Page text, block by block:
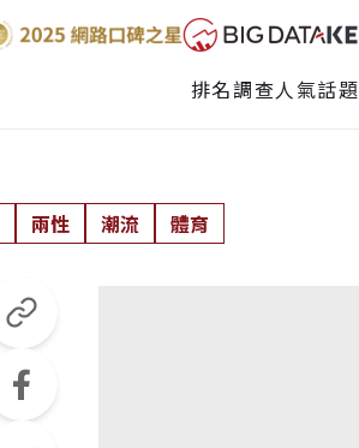
排名調查人氣話題
兩性 潮流 體育